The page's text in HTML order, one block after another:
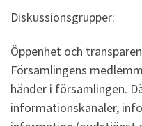
Diskussionsgrupper:
Öppenhet och
Församlingens
händer i församlingen.
informationskanaler,